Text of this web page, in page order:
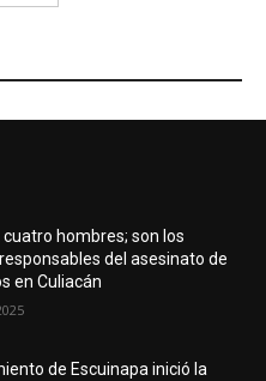
cuatro hombres; son los
del asesinato de
en Culiacán
de Escuinapa inició la